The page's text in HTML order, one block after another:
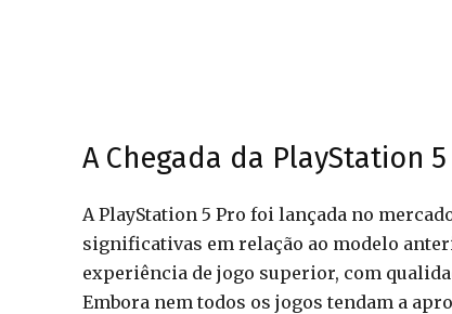
A Chegada da PlayStation 5
A PlayStation 5 Pro foi lançada no
significativas em relação ao modelo
experiência de jogo superior, com
Embora nem todos os jogos tendam a